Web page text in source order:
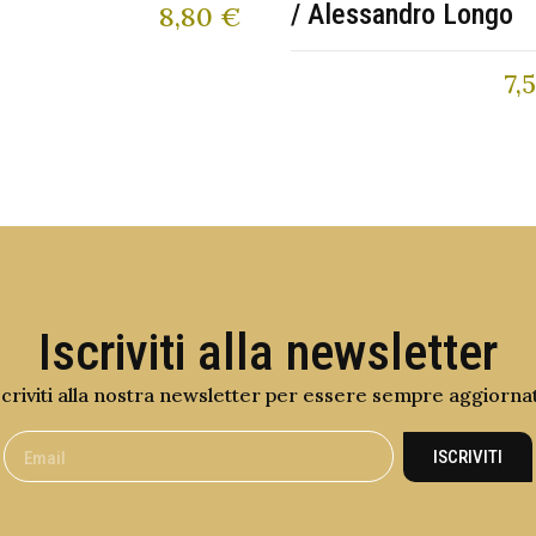
8,80 €
/ Alessandro Longo
Iscriviti alla newsletter
alla nostra newsletter per essere sempre
ISCRIVITI